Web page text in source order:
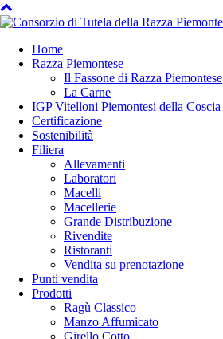
Home
Razza Piemontese
Il Fassone di Razza Piemontese
La Carne
IGP Vitelloni Piemontesi della Coscia
Certificazione
Sostenibilità
Filiera
Allevamenti
Laboratori
Macelli
Macellerie
Grande Distribuzione
Rivendite
Ristoranti
Vendita su prenotazione
Punti vendita
Prodotti
Ragù Classico
Manzo Affumicato